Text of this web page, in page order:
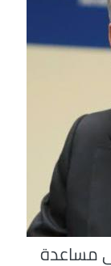
مساعدة